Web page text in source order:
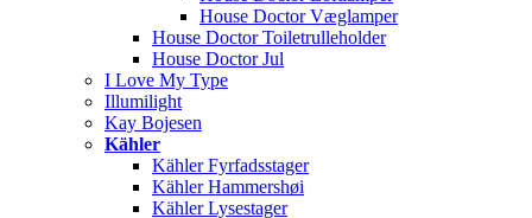
House Doctor Væglamper
House Doctor Toiletrulleholder
House Doctor Jul
I Love My Type
Illumilight
Kay Bojesen
Kähler
Kähler Fyrfadsstager
Kähler Hammershøi
Kähler Lysestager